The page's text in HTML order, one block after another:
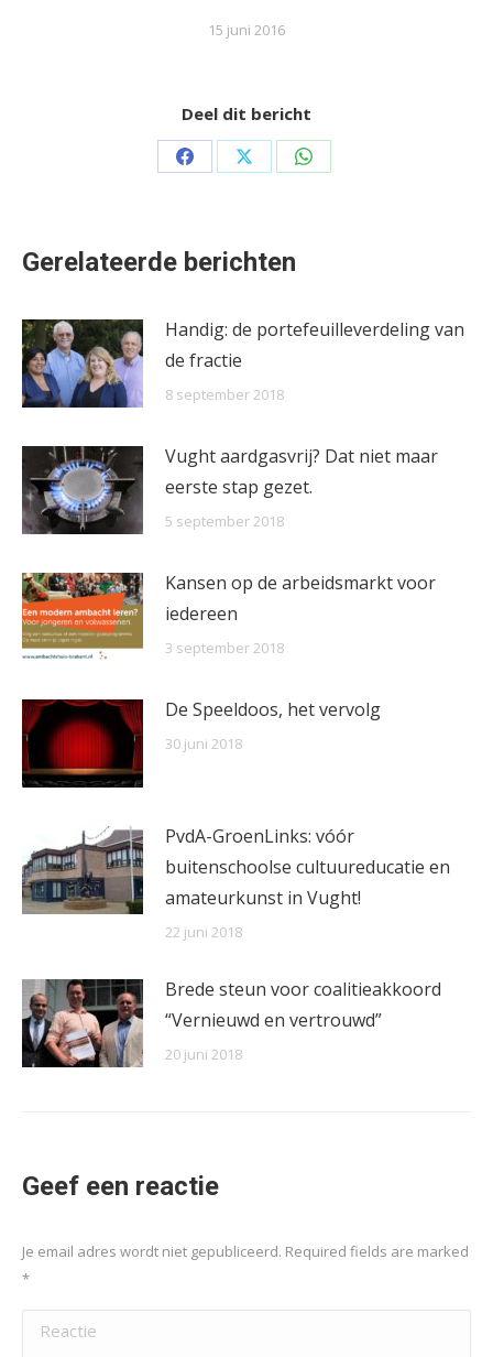
15 juni 2016
Deel dit bericht
Share Share Share
Gerelateerde berichten
Handig: de portefeuilleverdeling van
de fractie
8 september 2018
Vught aardgasvrij? Dat niet maar
eerste stap gezet.
5 september 2018
Kansen op de arbeidsmarkt voor
iedereen
3 september 2018
De Speeldoos, het vervolg
30 juni 2018
PvdA-GroenLinks: vóór
buitenschoolse cultuureducatie en
amateurkunst in Vught!
22 juni 2018
Brede steun voor coalitieakkoord
“Vernieuwd en vertrouwd”
20 juni 2018
Geef een reactie
Je email adres wordt niet gepubliceerd. Required fields are marked
*
Reactie